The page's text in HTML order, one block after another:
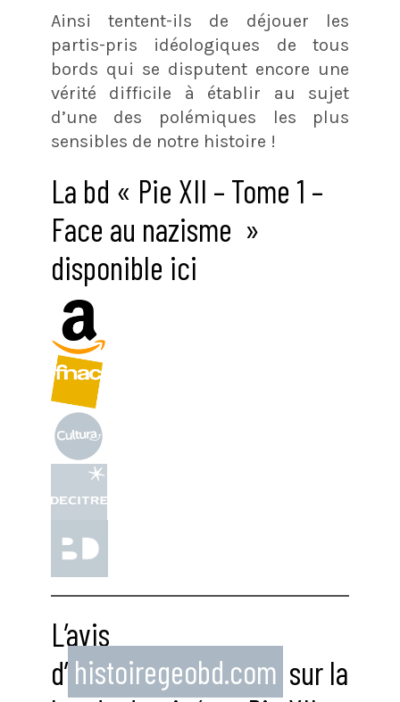
Ainsi tentent-ils de déjouer les
partis-pris idéologiques de tous
bords qui se disputent encore une
vérité difficile à établir au sujet
d’une des polémiques les plus
sensibles de notre histoire !
La bd « Pie XII – Tome 1 –
Face au nazisme »
disponible ici
L’avis
d’ histoiregeobd.com sur la